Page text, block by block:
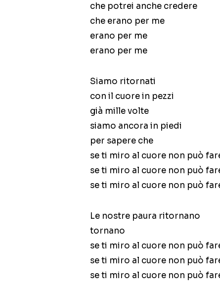
che potrei anche credere
che erano per me
erano per me
erano per me
Siamo ritornati
con il cuore in pezzi
già mille volte
siamo ancora in piedi
per sapere che
se ti miro al cuore non può
se ti miro al cuore non può
se ti miro al cuore non può
Le nostre paura ritornano
tornano
se ti miro al cuore non può
se ti miro al cuore non può
se ti miro al cuore non può